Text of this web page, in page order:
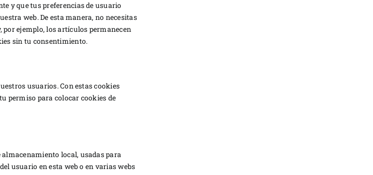
y que tus preferencias de usuario
web. De esta manera, no necesitas
ejemplo, los artículos permanecen
sin tu consentimiento.
usuarios. Con estas cookies
permiso para colocar cookies de
local, usadas para
usuario en esta web o en varias webs